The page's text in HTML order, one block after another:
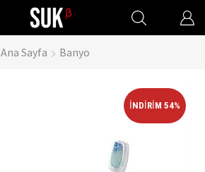
Ana Sayfa Banyo
İNDIRIM 54%